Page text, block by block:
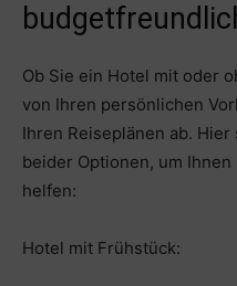
Ob Sie ein Hotel mit oder
von Ihren persönlichen
Ihren Reiseplänen ab.
beider Optionen, um
helfen:
Hotel mit Frühstück: